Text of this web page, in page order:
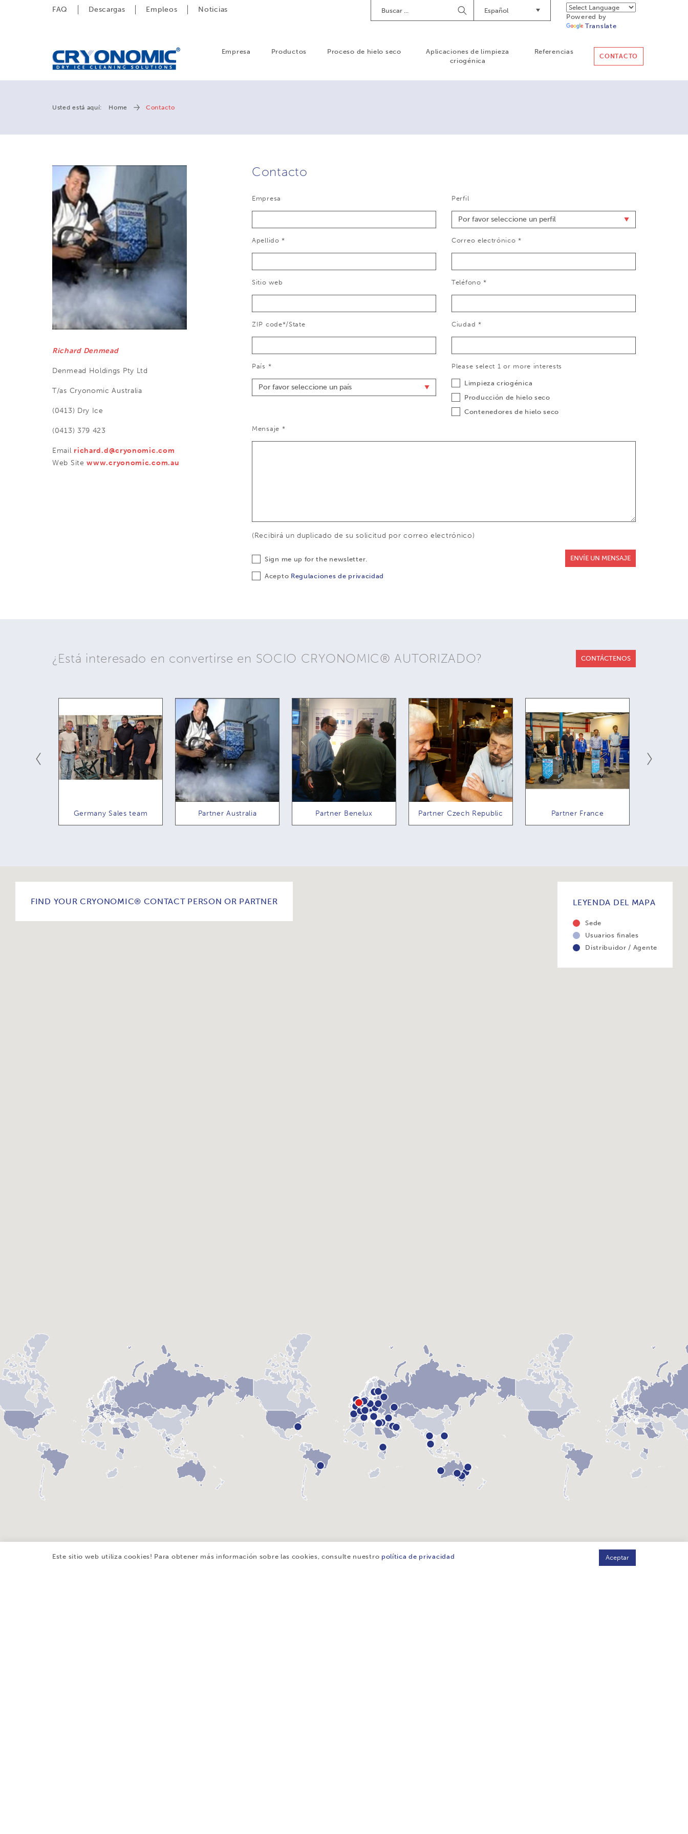
FAQ Descargas Empleos Noticias
Powered by
Translate
Español
Empieze
a
Empresa Productos Proceso de hielo seco
Aplicaciones de limpieza
criogénica
Referencias
CONTACTO
Usted está aquí: Home Contacto
RichardDenmead
Denmead Holdings Pty Ltd
T/as Cryonomic Australia
(0413) Dry Ice
(0413) 379 423
Email richard.d@cryonomic.com
Web Sitewww.cryonomic.com.au
Contacto
Empresa Perfil
Apellido * Correo electrónico *
Sitio web Teléfono *
ZIP code*/State Ciudad *
País * Please select 1 or more interests
Limpieza criogénica
Producción de hielo seco
Contenedores de hielo seco
Mensaje *
(Recibirá un duplicado de su solicitud por correo electrónico)
Sign me up for the newsletter.
Acepto Regulaciones de privacidad
ENVÍE UN MENSAJE
¿Está interesado en convertirse en SOCIO CRYONOMIC® AUTORIZADO? CONTÁCTENOS
Germany Sales team Partner Australia Partner Benelux Partner Czech Republic Partner France
FIND YOUR CRYONOMIC® CONTACT PERSON OR PARTNER LEYENDA DEL MAPA
Sede
Usuarios finales
Distribuidor / Agente
Este sitio web utiliza cookies! Para obtener más información sobre las cookies, consulte nuestro política de privacidad Aceptar